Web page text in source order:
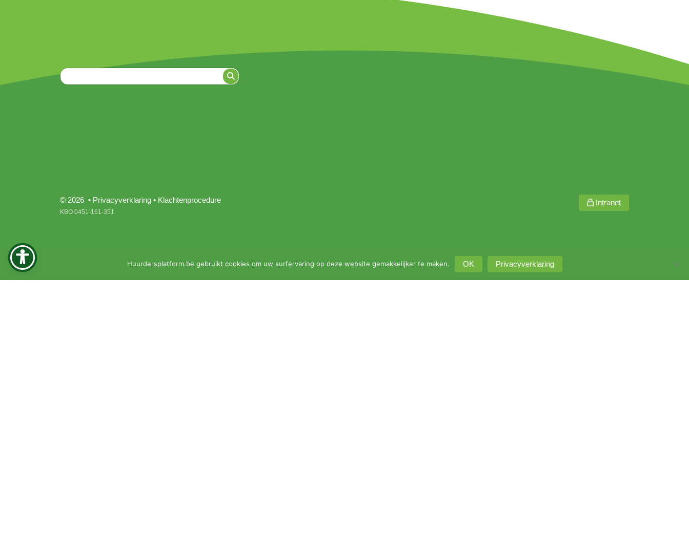
© 2026 • Privacyverklaring • Klachtenprocedure
KBO 0451-161-351
Intranet
Huurdersplatform.be gebruikt cookies om uw surfervaring op deze website gemakkelijker te maken. OK Privacyverklaring